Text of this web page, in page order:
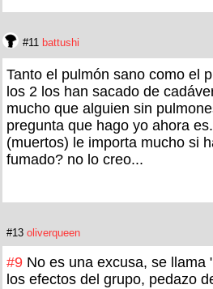
#11 battushi
Tanto el pulmón sano como el
los 2 los han sacado de
mucho que alguien sin
pregunta que hago yo ahora
(muertos) le importa mucho si
fumado? no lo creo...
#13 oliverqueen
#9 No es una excusa, se llama
los efectos del grupo, pedazo